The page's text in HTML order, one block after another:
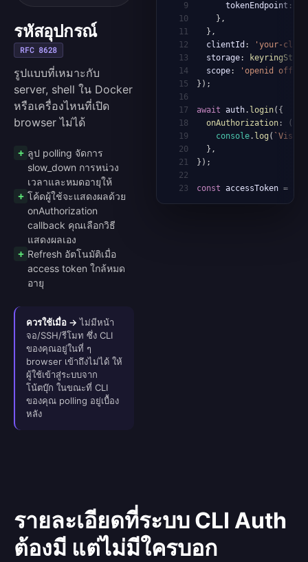
รหัสอุปกรณ์
RFC 8628
รูปแบบที่เหมาะกับ
server, shell ใน Docker
หรือเครื่องไหนที่เปิด
browser ไม่ได้
ลูป polling จัดการ
slow_down การหน่วง
เวลาและหมดอายุให้
โค้ดผู้ใช้จะแสดงผลด้วย
onAuthorization
callback คุณเลือกวิธี
แสดงผลเอง
Refresh อัตโนมัติเมื่อ
access token ใกล้หมด
อายุ
ควรใช้เมื่อ → ไม่มีหน้า
จอ/SSH/รีโมท ซึ่ง CLI
ของคุณอยู่ในที่ ๆ
browser เข้าถึงไม่ได้ ให้
ผู้ใช้เข้าสู่ระบบจาก
โน้ตบุ๊ก ในขณะที่ CLI
ของคุณ polling อยู่เบื้อง
หลัง
9
      tokenEndpoint
:
10
} ,
11
} ,
12
  clientId
:
'your-cli-
13
  storage
:
14
  scope
:
'openid
15
} ) ;
16
17
await auth. login( {
18
onAuthorization: (
19
console. log ( ` Visit
20
} ,
21
} ) ;
22
23
const accessToken =
รายละเอียดที่ระบบ CLI Auth
ต้องมี แต่ไม่มีใครบอก